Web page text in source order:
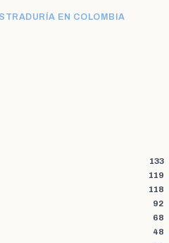
EN COLOMBIA
133
119
118
92
68
48